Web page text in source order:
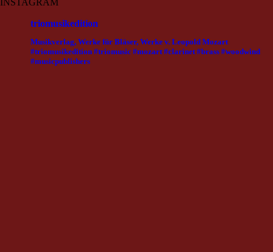
triomusikedition
Musikverlag, Werke für Bläser, Werke v. Leopold Mozart
#triomusikedition #triomusic #mozart #clarinet #brass #woodwind
#musicpublishers